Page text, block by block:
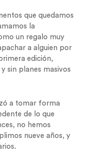
que quedamos
la
un regalo muy
a alguien por
edición,
sin planes masivos
a tomar forma
de lo que
no hemos
nueve años, y